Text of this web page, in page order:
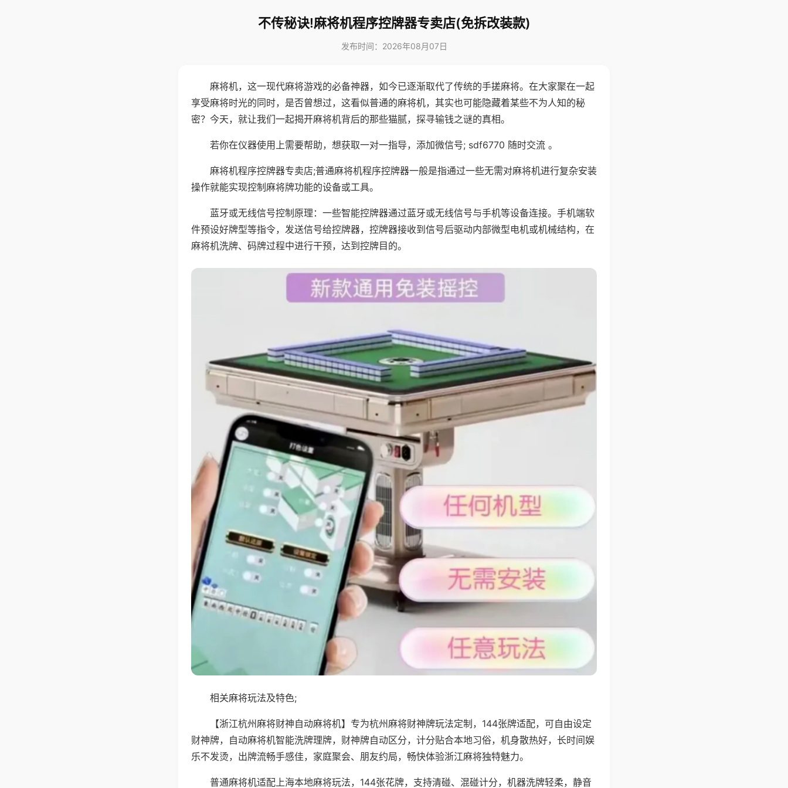
不传秘诀!麻将机程序控牌器专卖店(免拆改装款)
发布时间：2026年08月07日
麻将机，这一现代麻将游戏的必备神器，如今已逐渐取代了传统的手搓麻将。在大家聚在一起
享受麻将时光的同时，是否曾想过，这看似普通的麻将机，其实也可能隐藏着某些不为人知的秘
密？今天，就让我们一起揭开麻将机背后的那些猫腻，探寻输钱之谜的真相。
若你在仪器使用上需要帮助，想获取一对一指导，添加微信号; sdf6770 随时交流 。
麻将机程序控牌器专卖店;普通麻将机程序控牌器一般是指通过一些无需对麻将机进行复杂安装
操作就能实现控制麻将牌功能的设备或工具。
蓝牙或无线信号控制原理：一些智能控牌器通过蓝牙或无线信号与手机等设备连接。手机端软
件预设好牌型等指令，发送信号给控牌器，控牌器接收到信号后驱动内部微型电机或机械结构，在
麻将机洗牌、码牌过程中进行干预，达到控牌目的。
相关麻将玩法及特色;
【浙江杭州麻将财神自动麻将机】专为杭州麻将财神牌玩法定制，144张牌适配，可自由设定
财神牌，自动麻将机智能洗牌理牌，财神牌自动区分，计分贴合本地习俗，机身散热好，长时间娱
乐不发烫，出牌流畅手感佳，家庭聚会、朋友约局，畅快体验浙江麻将独特魅力。
普通麻将机适配上海本地麻将玩法，144张花牌，支持清碰、混碰计分，机器洗牌轻柔，静音